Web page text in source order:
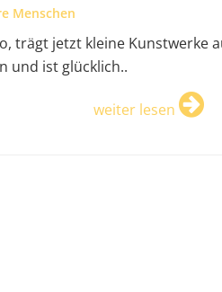
Menschen
trägt jetzt kleine Kunstwerke
und ist glücklich..
weiter lesen